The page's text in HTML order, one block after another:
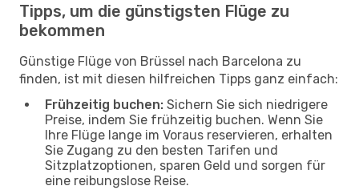
Tipps, um die günstigsten Flüge zu
bekommen
Günstige Flüge von Brüssel nach Barcelona zu
finden, ist mit diesen hilfreichen Tipps ganz einfach:
Frühzeitig buchen: Sichern Sie sich niedrigere
Preise, indem Sie frühzeitig buchen. Wenn Sie
Ihre Flüge lange im Voraus reservieren, erhalten
Sie Zugang zu den besten Tarifen und
Sitzplatzoptionen, sparen Geld und sorgen für
eine reibungslose Reise.